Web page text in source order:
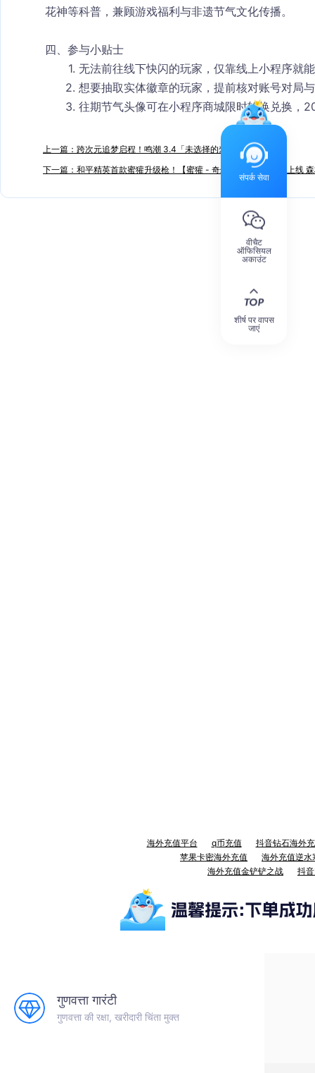
花神等科普，兼顾游戏福利与非遗节气文化传播。
四、参与小贴士
无法前往线下快闪的玩家，仅靠线上小程序就
想要抽取实体徽章的玩家，提前核对账号对局
往期节气头像可在小程序商城限时轮换兑换，
上一篇：跨次元追梦启程！鸣潮 3.4「未选择的梦」6 月 8 日更新
下一篇：和平精英首款蜜獾升级枪！【蜜獾 - 奇幻森林】6 月 5 日上线
海外充值平台 q币充值
抖音钻石海外
苹果卡密海外充值
海外充值逆水
海外充值金铲铲之战
抖
गुणवत्ता गारंटी
गुणवत्ता की रक्षा, खरीदारी चिंता मुक्त
संपर्क सेवा
वीचैट
ऑफिसियल
अकाउंट
शीर्ष पर वापस
जाएं